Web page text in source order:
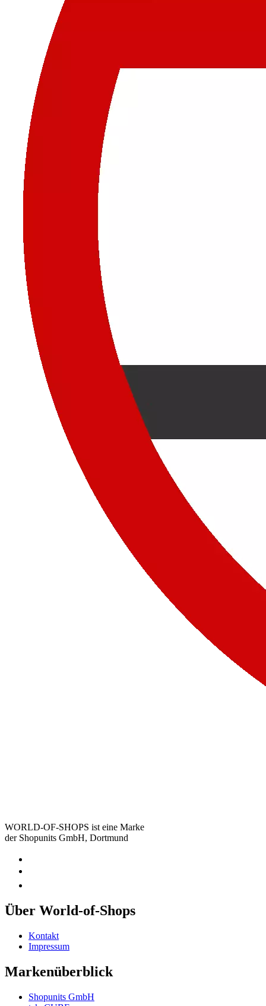
WORLD-OF-SHOPS ist eine Marke
der Shopunits GmbH, Dortmund
Über World-of-Shops
Kontakt
Impressum
Markenüberblick
Shopunits GmbH